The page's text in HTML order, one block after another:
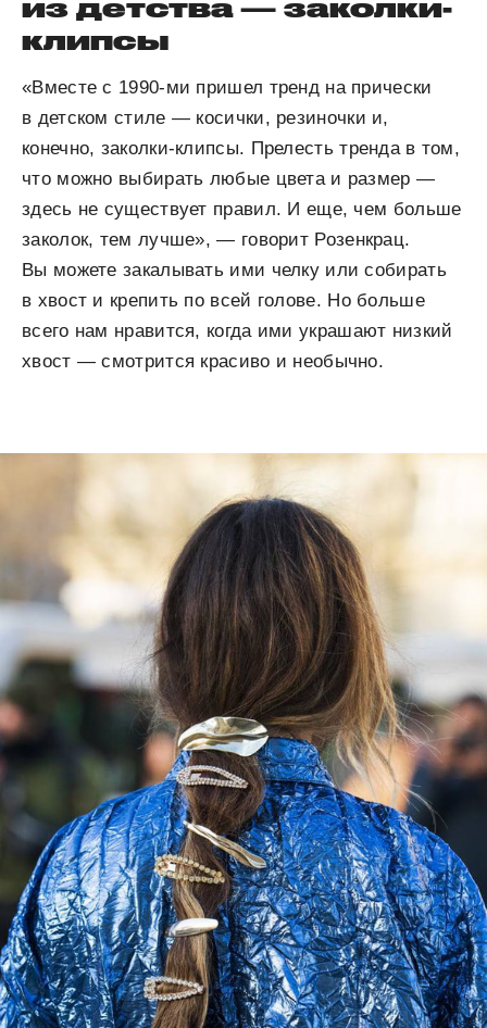
из детства — заколки-
клипсы
«Вместе с 1990-ми пришел тренд на прически
в детском стиле — косички, резиночки и,
конечно, заколки-клипсы. Прелесть тренда в том,
что можно выбирать любые цвета и размер —
здесь не существует правил. И еще, чем больше
заколок, тем лучше», — говорит Розенкрац.
Вы можете закалывать ими челку или собирать
в хвост и крепить по всей голове. Но больше
всего нам нравится, когда ими украшают низкий
хвост — смотрится красиво и необычно.